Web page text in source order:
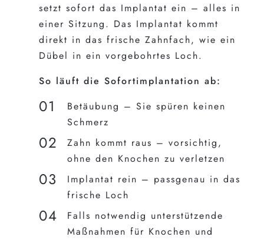
setzt sofort das Implantat ein – alles in
einer Sitzung. Das Implantat kommt
direkt in das frische Zahnfach, wie ein
Dübel in ein vorgebohrtes Loch.
So läuft die Sofortimplantation ab:
Betäubung – Sie spüren keinen
Schmerz
Zahn kommt raus – vorsichtig,
ohne den Knochen zu verletzen
Implantat rein – passgenau in das
frische Loch
Falls notwendig unterstützende
Maßnahmen für Knochen und